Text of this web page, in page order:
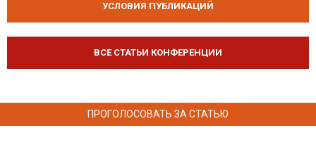
УСЛОВИЯ ПУБЛИКАЦИЙ
ВСЕ СТАТЬИ КОНФЕРЕНЦИИ
ПРОГОЛОСОВАТЬ ЗА СТАТЬЮ